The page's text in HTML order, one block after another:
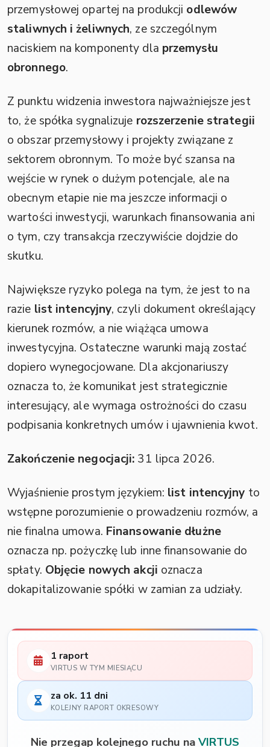
przemysłowej opartej na produkcji odlewów
staliwnych i żeliwnych, ze szczególnym
naciskiem na komponenty dla przemysłu
obronnego.
Z punktu widzenia inwestora najważniejsze jest
to, że spółka sygnalizuje rozszerzenie strategii
o obszar przemysłowy i projekty związane z
sektorem obronnym. To może być szansa na
wejście w rynek o dużym potencjale, ale na
obecnym etapie nie ma jeszcze informacji o
wartości inwestycji, warunkach finansowania ani
o tym, czy transakcja rzeczywiście dojdzie do
skutku.
Największe ryzyko polega na tym, że jest to na
razie list intencyjny, czyli dokument określający
kierunek rozmów, a nie wiążąca umowa
inwestycyjna. Ostateczne warunki mają zostać
dopiero wynegocjowane. Dla akcjonariuszy
oznacza to, że komunikat jest strategicznie
interesujący, ale wymaga ostrożności do czasu
podpisania konkretnych umów i ujawnienia kwot.
Zakończenie negocjacji: 31 lipca 2026.
Wyjaśnienie prostym językiem: list intencyjny to
wstępne porozumienie o prowadzeniu rozmów, a
nie finalna umowa. Finansowanie dłużne
oznacza np. pożyczkę lub inne finansowanie do
spłaty. Objęcie nowych akcji oznacza
dokapitalizowanie spółki w zamian za udziały.
1 raport
VIRTUS W TYM MIESIĄCU
za ok. 11 dni
KOLEJNY RAPORT OKRESOWY
Nie przegap kolejnego ruchu na VIRTUS